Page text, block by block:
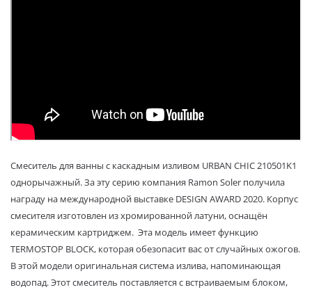
Смеситель для ванны с каскадным изливом URBAN CHIC 210501K1
однорычажный. За эту серию компания Ramon Soler получила
награду на международной выставке DESIGN AWARD 2020. Корпус
смесителя изготовлен из хромированной латуни, оснащён
керамическим картриджем. Эта модель имеет функцию
TERMOSTOP BLOCK, которая обезопасит вас от случайных ожогов.
В этой модели оригинальная система излива, напоминающая
водопад. Этот смеситель поставляется с встраиваемым блоком,